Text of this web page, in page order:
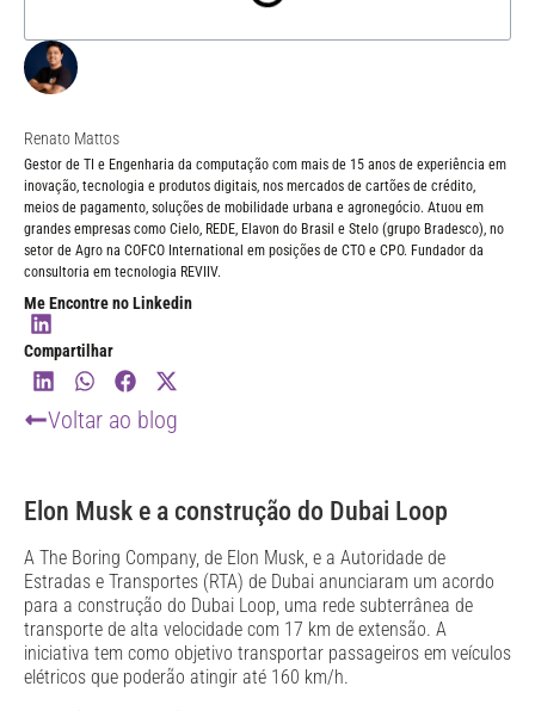
Renato Mattos
Gestor de TI e Engenharia da computação com mais de 15 anos de experiência em
inovação, tecnologia e produtos digitais, nos mercados de cartões de crédito,
meios de pagamento, soluções de mobilidade urbana e agronegócio. Atuou em
grandes empresas como Cielo, REDE, Elavon do Brasil e Stelo (grupo Bradesco), no
setor de Agro na COFCO International em posições de CTO e CPO. Fundador da
consultoria em tecnologia REVIIV.
Me Encontre no Linkedin
Compartilhar
Voltar ao blog
Elon Musk e a construção do Dubai Loop
A The Boring Company, de Elon Musk, e a Autoridade de
Estradas e Transportes (RTA) de Dubai anunciaram um acordo
para a construção do Dubai Loop, uma rede subterrânea de
transporte de alta velocidade com 17 km de extensão. A
iniciativa tem como objetivo transportar passageiros em veículos
elétricos que poderão atingir até 160 km/h.